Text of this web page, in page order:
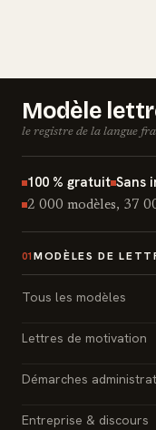
Modèle
le registre de la langue
100 % gratuit Sans
2 000 modèles, 37
01 MODÈLES DE
Tous les modèles
Lettres de motivation
Démarches
Entreprise & discours